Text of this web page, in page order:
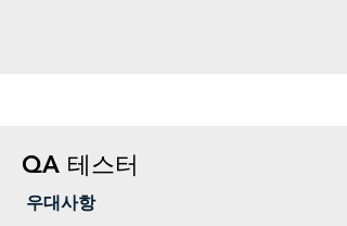
QA 테스터
​ 우대사항